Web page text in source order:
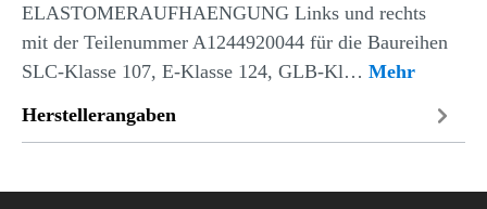
ELASTOMERAUFHAENGUNG Links und rechts
mit der Teilenummer A1244920044 für die Baureihen
SLC-Klasse 107, E-Klasse 124, GLB-Kl… Mehr
Herstellerangaben